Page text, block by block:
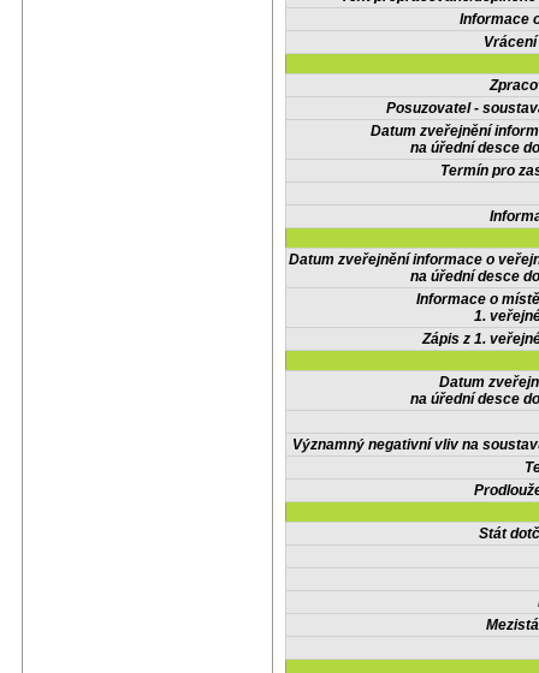
Informace
Posuzovatel -
Datum zveřejnění
na úřední desce
Termín pro
Datum zveřejnění informace o
na úřední desce
Informace o
1.
Zápis z 1.
Datum
na úřední desce
Významný negativní vliv na
Stát